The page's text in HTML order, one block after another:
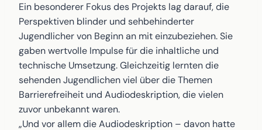
Ein besonderer Fokus des Projekts lag darauf, die
Perspektiven blinder und sehbehinderter
Jugendlicher von Beginn an mit einzubeziehen. Sie
gaben wertvolle Impulse für die inhaltliche und
technische Umsetzung. Gleichzeitig lernten die
sehenden Jugendlichen viel über die Themen
Barrierefreiheit und Audiodeskription, die vielen
zuvor unbekannt waren.
„Und vor allem die Audiodeskription – davon hatte